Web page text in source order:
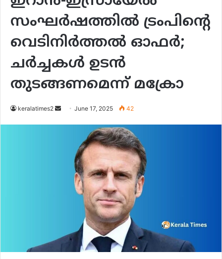
സംഘര്‍ഷത്തില്‍ ട്രംപിന്റെ
വെടിനിർത്തല്‍ ഓഫര്‍;
ചർച്ചകൾ ഉടൻ
തുടങ്ങണമെന്ന് മക്രോ
keralatimes2
Send June 17, 2025 42